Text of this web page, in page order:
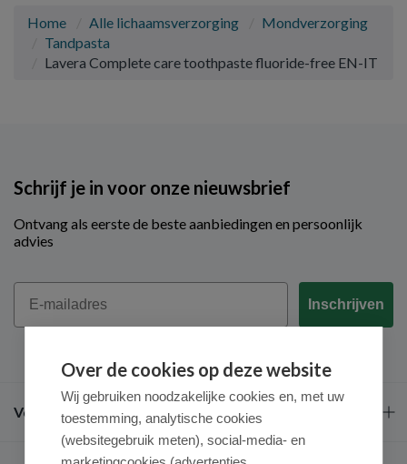
Home Alle lichaamsverzorging
Mondverzorging
Tandpasta
Lavera Complete care toothpaste fluoride-free EN-IT
Schrijf je in voor onze nieuwsbrief
Ontvang als eerste de beste aanbiedingen en persoonlijk
advies
Email
Inschrijven
Veel gestelde vragen
Over de cookies op deze website
Wij gebruiken noodzakelijke cookies en, met uw
toestemming, analytische cookies
(websitegebruik meten), social-media- en